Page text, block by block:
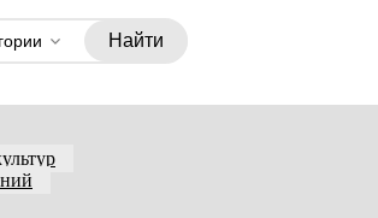
Найти